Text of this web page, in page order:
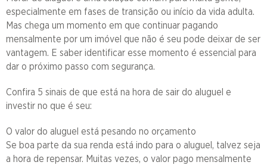
especialmente em fases de transição ou início da vida adulta.
Mas chega um momento em que continuar pagando
mensalmente por um imóvel que não é seu pode deixar de ser
vantagem. E saber identificar esse momento é essencial para
dar o próximo passo com segurança.
Confira 5 sinais de que está na hora de sair do aluguel e
investir no que é seu:
O valor do aluguel está pesando no orçamento
Se boa parte da sua renda está indo para o aluguel, talvez seja
a hora de repensar. Muitas vezes, o valor pago mensalmente